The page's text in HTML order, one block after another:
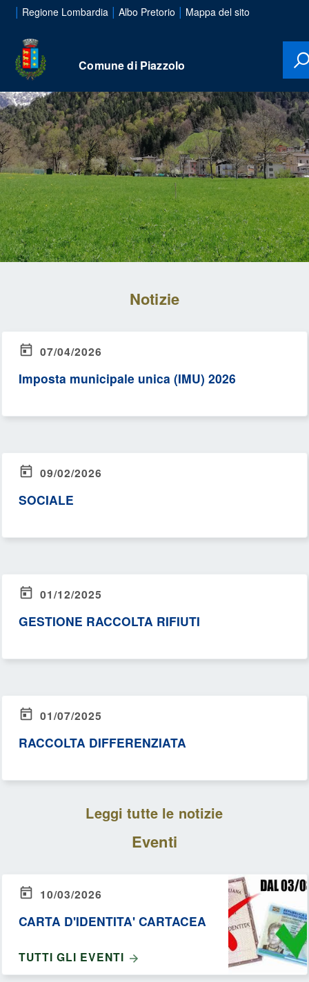
| Regione Lombardia | Albo Pretorio | Mappa del sito
Comune di Piazzolo
Notizie
07/04/2026
Imposta municipale unica (IMU) 2026
09/02/2026
SOCIALE
01/12/2025
GESTIONE RACCOLTA RIFIUTI
01/07/2025
RACCOLTA DIFFERENZIATA
Leggi tutte le notizie
Eventi
10/03/2026
CARTA D'IDENTITA' CARTACEA
TUTTI GLI EVENTI